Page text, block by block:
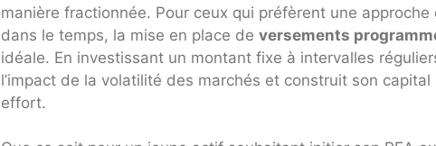
manière fractionnée. Pour ceux qui préfèrent une
dans le temps, la mise en place de versements
idéale. En investissant un montant fixe à intervalles
l’impact de la volatilité des marchés et construit son
effort.